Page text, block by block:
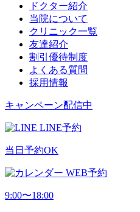
ドクター紹介
当院について
クリニック一覧
友達紹介
割引優待制度
よくある質問
採用情報
キャンペーン配信中
LINE予約
当日予約OK
WEB予約
9:00〜18:00